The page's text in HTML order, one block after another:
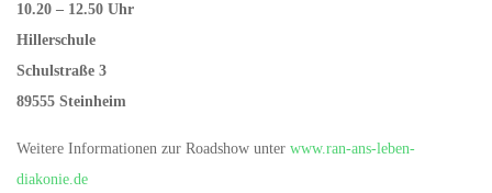
10.20 – 12.50 Uhr
Hillerschule
Schulstraße 3
89555 Steinheim
Weitere Informationen zur Roadshow unter www.ran-ans-leben-
diakonie.de